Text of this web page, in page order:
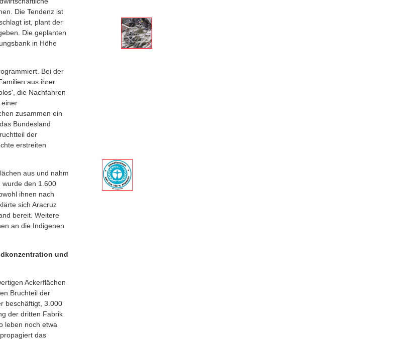
Die Tendenz ist
ist, plant der
Die geplanten
in Höhe
Bei der
aus ihrer
die Nachfahren
einer
zusammen ein
Bundesland
der
erstreiten
aus und nahm
wurde den 1.600
ihnen nach
sich Aracruz
bereit. Weitere
an die Indigenen
und
Ackerflächen
Bruchteil der
beschäftigt, 3.000
der dritten Fabrik
leben noch etwa
das